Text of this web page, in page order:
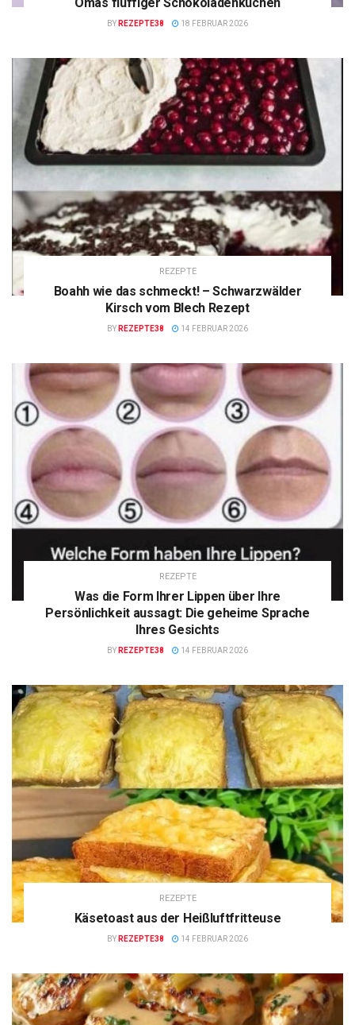
BY REZEPTE38 18 FEBRUAR 2026
REZEPTE
Boahh wie das schmeckt! – Schwarzwälder
Kirsch vom Blech Rezept
BY REZEPTE38 14 FEBRUAR 2026
REZEPTE
Was die Form Ihrer Lippen über Ihre
Persönlichkeit aussagt: Die geheime Sprache
Ihres Gesichts
BY REZEPTE38 14 FEBRUAR 2026
REZEPTE
Käsetoast aus der Heißluftfritteuse
BY REZEPTE38 14 FEBRUAR 2026